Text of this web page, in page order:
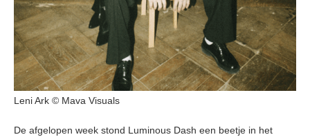
Leni Ark © Mava Visuals
De afgelopen week stond Luminous Dash een beetje in het